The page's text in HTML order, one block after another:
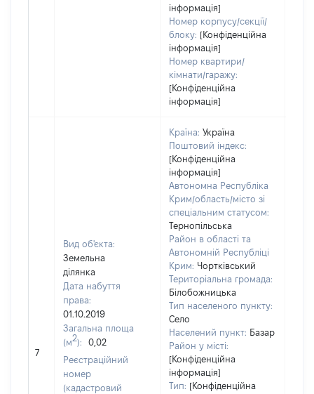
інформація]
Номер корпусу/секції/
блоку: [Конфіденційна
інформація]
Номер квартири/
кімнати/гаражу:
[Конфіденційна
інформація]
7
Вид об'єкта:
Земельна
ділянка
Дата набуття
права:
01.10.2019
Загальна площа
(м2):
0,02
Реєстраційний
номер
(кадастровий
Країна: Україна
Поштовий індекс:
[Конфіденційна
інформація]
Автономна Республіка
Крим/область/місто зі
спеціальним статусом:
Тернопільська
Район в області та
Автономній Республіці
Крим: Чортківський
Територіальна громада:
Білобожницька
Тип населеного пункту:
Село
Населений пункт: Базар
Район у місті:
[Конфіденційна
інформація]
Тип: [Конфіденційна